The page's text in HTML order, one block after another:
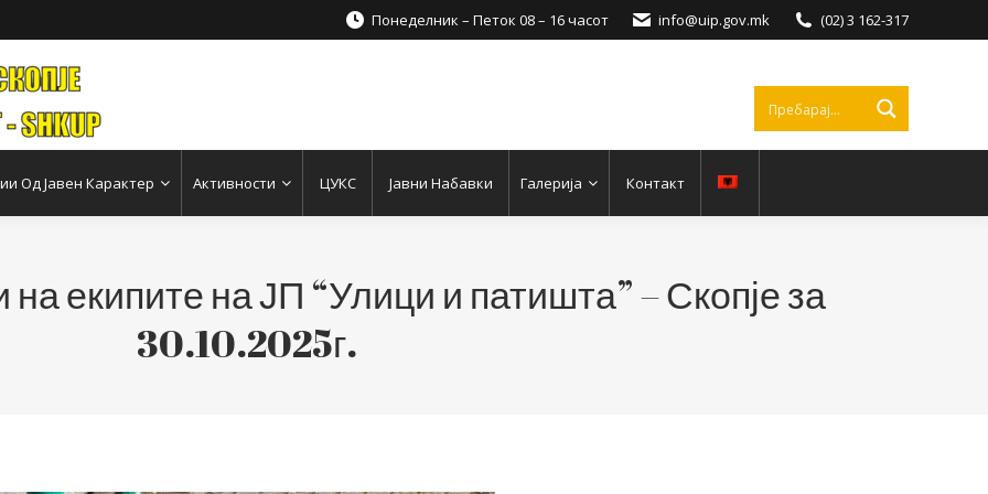
Понеделник – Петок 08 – 16 часот info@uip.gov.mk (02) 3 162-317
Од Јавен Карактер Активности ЦУКС Јавни Набавки Галерија Контакт
на екипите на ЈП “Улици и патишта” – Скопје за
30.10.2025г.